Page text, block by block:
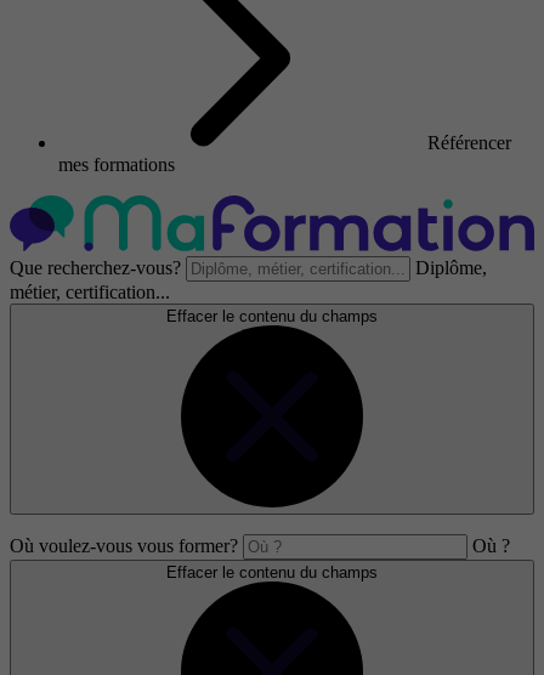
Référencer
mes formations
Que recherchez-vous?
Diplôme,
métier, certification...
Effacer le contenu du champs
Où voulez-vous vous former? Où ?
Effacer le contenu du champs